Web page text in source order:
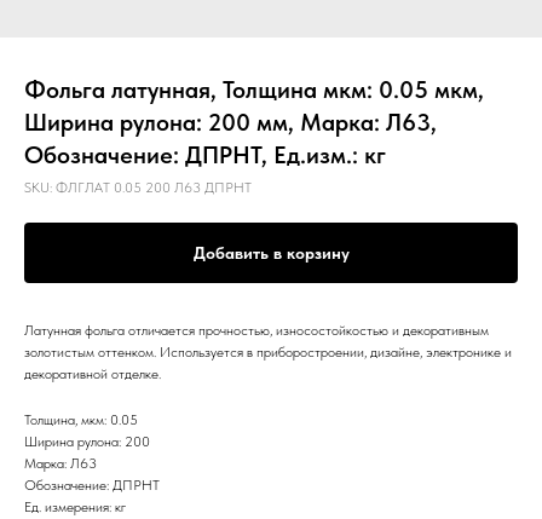
Фольга латунная, Толщина мкм: 0.05 мкм,
Ширина рулона: 200 мм, Марка: Л63,
Обозначение: ДПРНТ, Ед.изм.: кг
SKU: ФЛГЛАТ 0.05 200 Л63 ДПРНТ
Добавить в корзину
Латунная фольга отличается прочностью, износостойкостью и декоративным
золотистым оттенком. Используется в приборостроении, дизайне, электронике и
декоративной отделке.
Толщина, мкм: 0.05
Ширина рулона: 200
Марка: Л63
Обозначение: ДПРНТ
Ед. измерения: кг